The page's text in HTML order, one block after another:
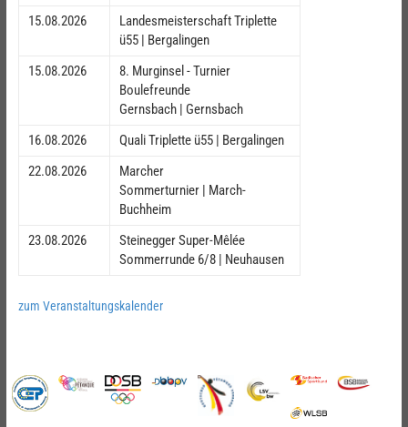
15.08.2026
Landesmeisterschaft Triplette
ü55 | Bergalingen
15.08.2026
8. Murginsel - Turnier
Boulefreunde
Gernsbach | Gernsbach
16.08.2026
Quali Triplette ü55 | Bergalingen
22.08.2026
Marcher
Sommerturnier | March-
Buchheim
23.08.2026
Steinegger Super-Mêlée
Sommerrunde 6/8 | Neuhausen
zum Veranstaltungskalender